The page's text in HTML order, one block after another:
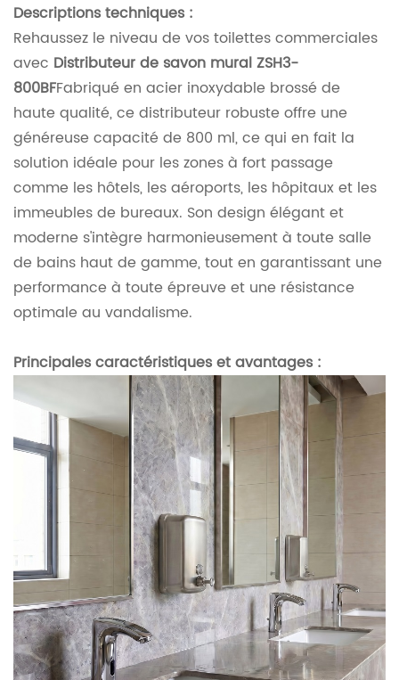
Descriptions techniques :
Rehaussez le niveau de vos toilettes commerciales
avec Distributeur de savon mural ZSH3-
800BFFabriqué en acier inoxydable brossé de
haute qualité, ce distributeur robuste offre une
généreuse capacité de 800 ml, ce qui en fait la
solution idéale pour les zones à fort passage
comme les hôtels, les aéroports, les hôpitaux et les
immeubles de bureaux. Son design élégant et
moderne s'intègre harmonieusement à toute salle
de bains haut de gamme, tout en garantissant une
performance à toute épreuve et une résistance
optimale au vandalisme.
Principales caractéristiques et avantages :